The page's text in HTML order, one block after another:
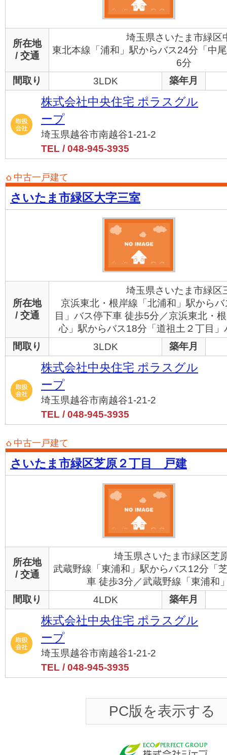
所在地
/ 交通
埼玉県さいたま市緑区
東北本線「浦和」駅からバス24分「中
6分
間取り
3LDK 築年月
株式会社中央住宅 ポラスグル
ープ
埼玉県越谷市南越谷1-21-2
TEL / 048-945-3935
中古一戸建て
さいたま市緑区大字三室
所在地
/ 交通
埼玉県さいたま市緑区
京浜東北・根岸線「北浦和」駅から
目」バス停下車 徒歩5分／京浜東北・
心」駅からバス18分「道祖土２丁目
間取り
3LDK 築年月
株式会社中央住宅 ポラスグル
ープ
埼玉県越谷市南越谷1-21-2
TEL / 048-945-3935
中古一戸建て
さいたま市緑区芝原２丁目 戸建
所在地
/ 交通
埼玉県さいたま市緑区芝
武蔵野線「東浦和」駅からバス12分「
車 徒歩3分／武蔵野線「東浦和
間取り
4LDK 築年月
株式会社中央住宅 ポラスグル
ープ
埼玉県越谷市南越谷1-21-2
TEL / 048-945-3935
PC版を表示する